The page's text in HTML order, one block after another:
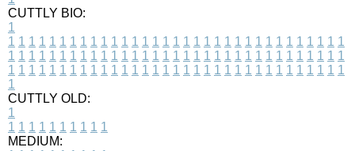
CUTTLY BIO:
1
1 1 1 1 1 1 1 1 1 1 1 1 1 1 1 1 1 1 1 1 1 1 1 1 1 1 1 1 1 1 1 1 1
1 1 1 1 1 1 1 1 1 1 1 1 1 1 1 1 1 1 1 1 1 1 1 1 1 1 1 1 1 1 1 1 1
1 1 1 1 1 1 1 1 1 1 1 1 1 1 1 1 1 1 1 1 1 1 1 1 1 1 1 1 1 1 1 1 1
1
CUTTLY OLD:
1
1 1 1 1 1 1 1 1 1 1
MEDIUM: